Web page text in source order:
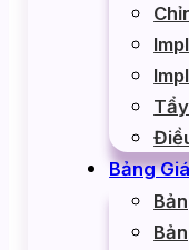
Bảng Giá
1 –
2-
3-
4-